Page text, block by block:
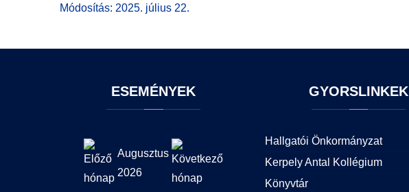
Módosítás: 2025. július 22.
ESEMÉNYEK
Augusztus
2026
GYORSLINKEK
Hallgatói Önkormányzat
Kerpely Antal Kollégium
Könyvtár